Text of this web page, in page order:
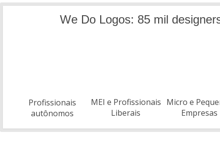
We Do Logos: 85 mil
Profissionais
autônomos
MEI e Profissionais
Liberais
Micro e
Empresas